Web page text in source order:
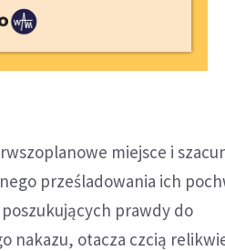
miejsce i
prześladowania ich
prawdy do
nakazu, otacza czcią